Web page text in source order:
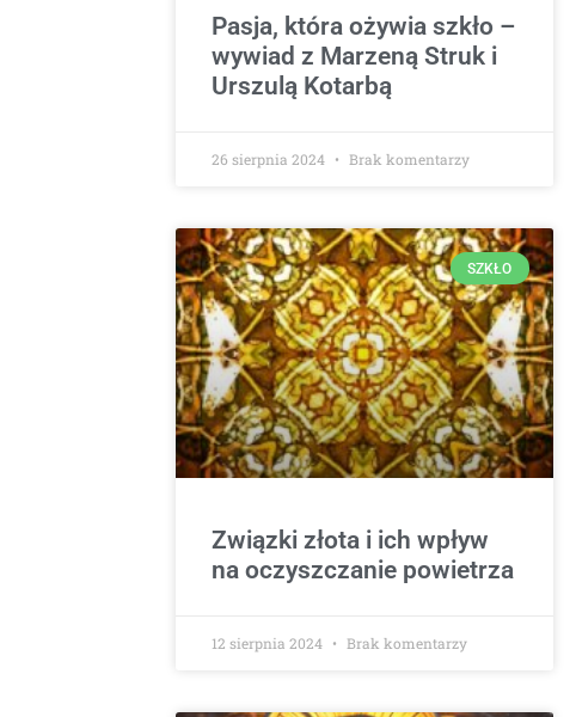
Pasja, która ożywia szkło –
wywiad z Marzeną Struk i
Urszulą Kotarbą
26 sierpnia 2024 Brak komentarzy
SZKŁO
Związki złota i ich wpływ
na oczyszczanie powietrza
12 sierpnia 2024 Brak komentarzy